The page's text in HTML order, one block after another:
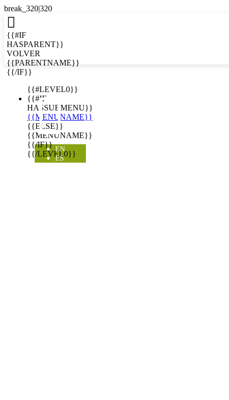

{{#IF
HASPARENT}}
VOLVER
{{PARENTNAME}}
{{/IF}}
{{#LEVEL0}}
{{#IF
HASSUBMENU}}
{{MENUNAME}}
{{ELSE}}
{{MENUNAME}}
{{/IF}}
{{/LEVEL0}}

EN
ES